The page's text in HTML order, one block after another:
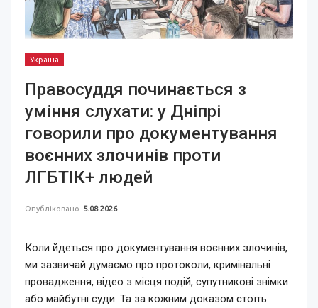
Україна
Правосуддя починається з
уміння слухати: у Дніпрі
говорили про документування
воєнних злочинів проти
ЛГБТІК+ людей
Опубліковано 5.08.2026
Коли йдеться про документування воєнних злочинів,
ми зазвичай думаємо про протоколи, кримінальні
провадження, відео з місця подій, супутникові знімки
або майбутні суди. Та за кожним доказом стоїть